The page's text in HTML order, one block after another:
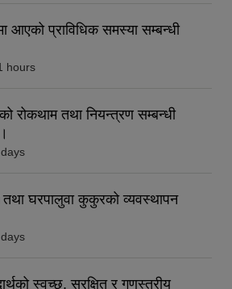
आएको प्राविधिक समस्या सम्बन्धी
hours
रोकथाम तथा नियन्त्रण सम्बन्धी
घरपालुवा कुकुरको व्यवस्थापन
स्वच्छ, सुरक्षित र गुणस्तरीय